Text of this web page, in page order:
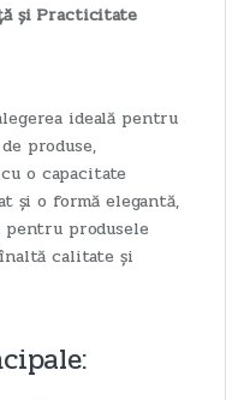
și Practicitate
ideală pentru
produse,
o capacitate
și o formă elegantă,
produsele
calitate și